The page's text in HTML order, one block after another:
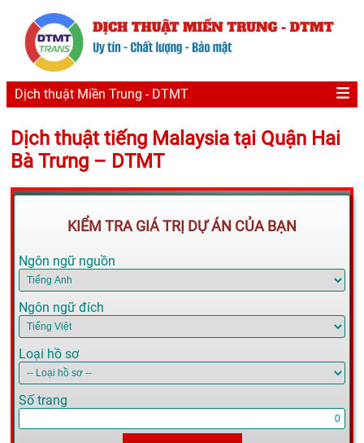
Dịch thuật Miền Trung - DTMT
Dịch thuật tiếng Malaysia tại Quận Hai
Bà Trưng – DTMT
KIỂM TRA GIÁ TRỊ DỰ ÁN CỦA BẠN
Ngôn ngữ nguồn
Ngôn ngữ đích
Loại hồ sơ
Số trang